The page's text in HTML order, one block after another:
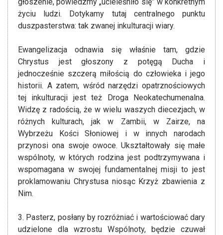
życiu ludzi. Dotykamy tutaj centralnego punktu
duszpasterstwa: tak zwanej inkulturacji wiary.
Ewangelizacja odnawia się właśnie tam, gdzie
Chrystus jest głoszony z potęgą Ducha i
jednocześnie szczerą miłością do człowieka i jego
historii. A zatem, wśród narzędzi opatrznościowych
tej inkulturacji jest też Droga Neokatechumenalna.
Widzę z radością, że w wielu waszych diecezjach, w
różnych kulturach, jak w Zambii, w Zairze, na
Wybrzeżu Kości Słoniowej i w innych narodach
przynosi ona swoje owoce. Ukształtowały się małe
wspólnoty, w których rodzina jest podtrzymywana i
wspomagana w swojej fundamentalnej misji to jest
proklamowaniu Chrystusa niosąc Krzyż zbawienia z
Nim.
3. Pasterz, posłany by rozróżniać i wartościować dary
udzielone dla wzrostu Wspólnoty, będzie czuwał